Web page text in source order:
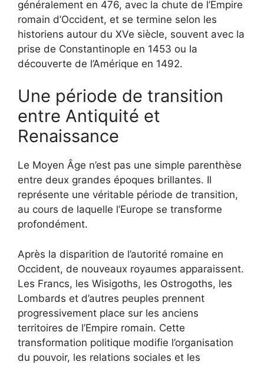
généralement en 476, avec la chute de l’Empire
romain d’Occident, et se termine selon les
historiens autour du XVe siècle, souvent avec la
prise de Constantinople en 1453 ou la
découverte de l’Amérique en 1492.
Une période de transition
entre Antiquité et
Renaissance
Le Moyen Âge n’est pas une simple parenthèse
entre deux grandes époques brillantes. Il
représente une véritable période de transition,
au cours de laquelle l’Europe se transforme
profondément.
Après la disparition de l’autorité romaine en
Occident, de nouveaux royaumes apparaissent.
Les Francs, les Wisigoths, les Ostrogoths, les
Lombards et d’autres peuples prennent
progressivement place sur les anciens
territoires de l’Empire romain. Cette
transformation politique modifie l’organisation
du pouvoir, les relations sociales et les